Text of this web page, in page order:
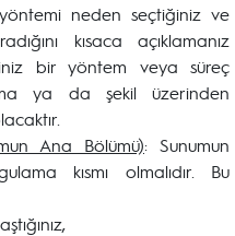
neden seçtiğiniz ve
kısaca açıklamanız
bir yöntem veya süreç
ya da şekil üzerinden
Ana Bölümü): Sunumun
kısmı olmalıdır. Bu